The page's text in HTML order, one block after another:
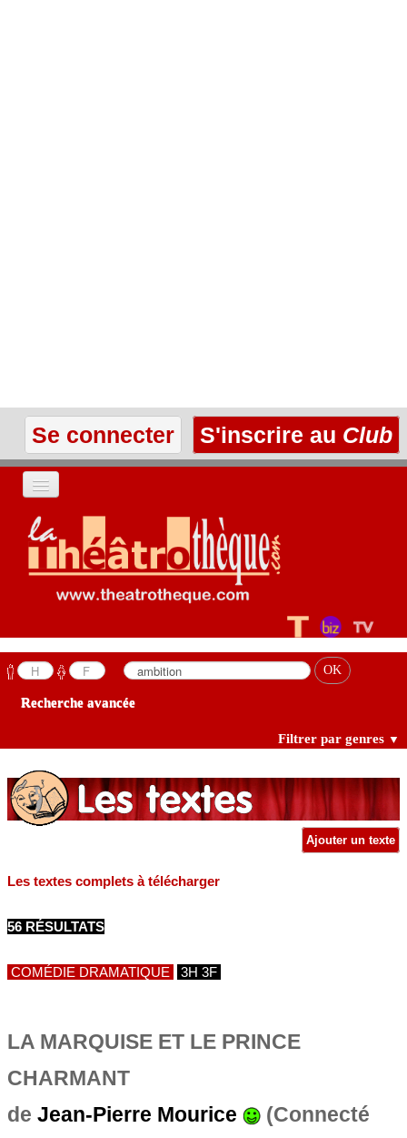
Se connecter S'inscrire au Club
ACCUEIL
LES TEXTES
LES ANNONCES
Recherche avancée
Filtrer par genres ▼
Ajouter un texte
Les textes complets à télécharger
56 RÉSULTATS
COMÉDIE DRAMATIQUE 3H 3F
LA MARQUISE ET LE PRINCE
CHARMANT
de Jean-Pierre Mourice
(Connecté